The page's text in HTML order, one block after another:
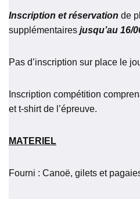
Inscription et réservation de
supplémentaires jusqu’au 16/
Pas d’inscription sur place le
Inscription compétition
et t-shirt de l’épreuve.
MATERIEL
Fourni : Canoë, gilets et